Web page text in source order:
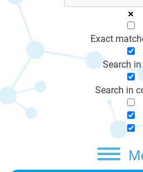
Exact
Search
Search in